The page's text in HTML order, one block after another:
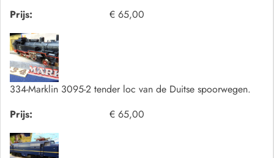
Prijs:
€ 65,00
334-Marklin 3095-2 tender loc van de Duitse spoorwegen.
Prijs:
€ 65,00